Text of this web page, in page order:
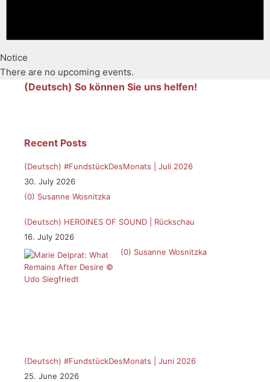
Notice
There are no upcoming events.
(Deutsch) So können Sie uns helfen!
Recent Posts
(Deutsch) #FundstückDesMonats | Juli 2026
30. July 2026
(0) Susanne Wosnitzka
(Deutsch) HEROINES OF SOUND | Rückschau
16. July 2026
(0) Susanne Wosnitzka
(Deutsch) #FundstückDesMonats | Juni 2026
25. June 2026